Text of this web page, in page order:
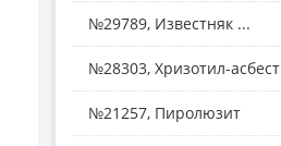
№29789, Известняк ...
№28303, Хризотил-асбест
№21257, Пиролюзит